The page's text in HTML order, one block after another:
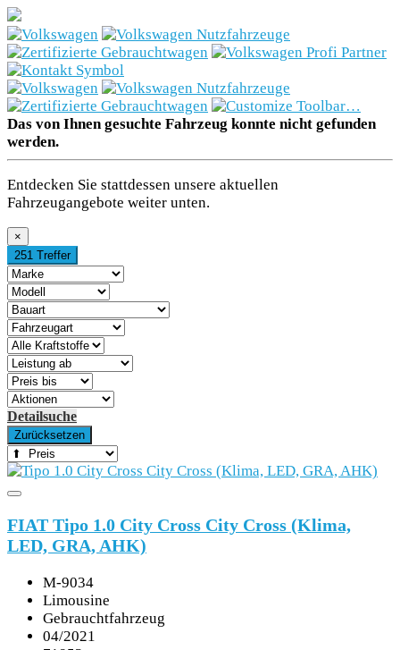
Neuwagen
Gebrauchtwagen
Werkstatt
Gewerbe- &
Großkunden
E-Mobilität
Diensteistungen
Karriere
Ansprechpartner
Unternehmen
Das von Ihnen gesuchte Fahrzeug konnte nicht gefunden
werden.
Entdecken Sie stattdessen unsere aktuellen
Fahrzeugangebote weiter unten.
×
251 Treffer
Detailsuche
Zurücksetzen
FIAT Tipo 1.0 City Cross City Cross (Klima,
LED, GRA, AHK)
M-9034
Limousine
Gebrauchtfahrzeug
04/2021